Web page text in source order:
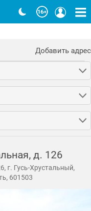
Добавить адрес
д. 126
г. Гусь-Хрустальный,
601503